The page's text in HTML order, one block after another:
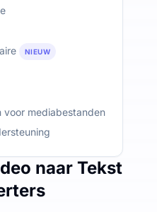
NIEUW
voor mediabestanden
naar Tekst